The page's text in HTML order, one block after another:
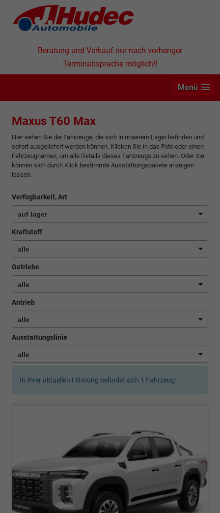
Beratung und Verkauf nur nach vorheriger
Terminabsprache möglich!!
Menü
Maxus T60 Max
Hier sehen Sie die Fahrzeuge, die sich in unserem Lager befinden und
sofort ausgeliefert werden können. Klicken Sie in das Foto oder einen
Fahrzeugnamen, um alle Details dieses Fahrzeugs zu sehen. Oder Sie
können sich durch Klick bestimmte Ausstattungspakete anzeigen
lassen.
Verfügbarkeit, Art
Kraftstoff
Getriebe
Antrieb
Ausstattungslinie
In Ihrer aktuellen Filterung befindet sich 1 Fahrzeug: